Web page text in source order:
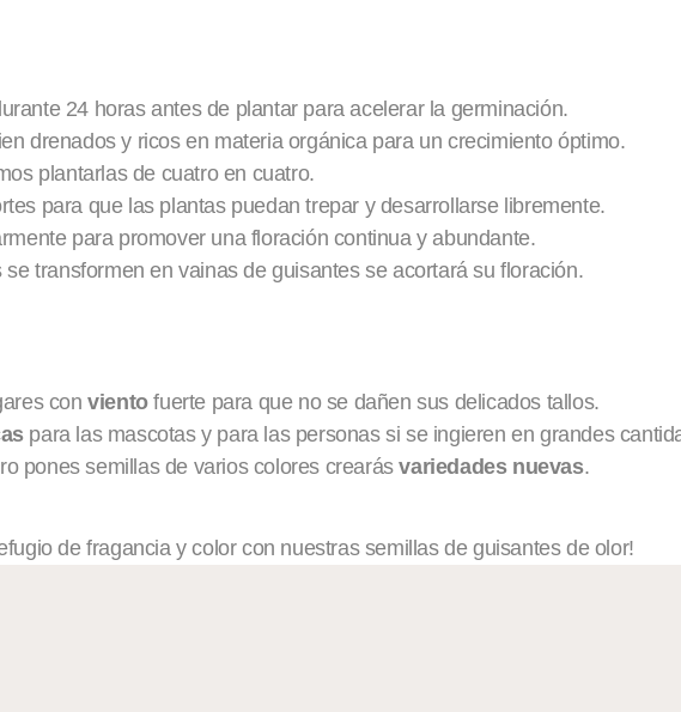
24 horas antes de plantar para acelerar la germinación.
drenados y ricos en materia orgánica para un crecimiento óptimo.
plantarlas de cuatro en cuatro.
para que las plantas puedan trepar y desarrollarse libremente.
para promover una floración continua y abundante.
se transformen en vainas de guisantes se acortará su floración.
con vientofuerte para que no se dañen sus delicados tallos.
para las mascotas y para las personas si se ingieren en grandes
pones semillas de varios colores crearásvariedades nuevas.
de fragancia y color con nuestras semillas de guisantes de olor!